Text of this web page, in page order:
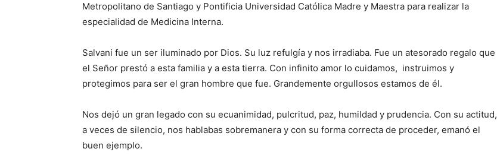
Metro­poli­tano de Santiago y Pontificia Univer­si­dad Católica Madre y Maestra para reali­zar la
especialidad de Medicina Interna.
Salvani fue un ser iluminado por Dios. Su luz refulgía y nos irradiaba. Fue un atesorado regalo que
el Señor prestó a esta familia y a esta tierra. Con infinito amor lo cuidamos, instruimos y
protegimos para ser el gran hombre que fue. Grandemente orgullosos estamos de él.
Nos dejó un gran legado con su ecuani­midad, pulcritud, paz, humildad y prudencia. Con su actitud,
a veces de silencio, nos habla­bas sobremanera y con su forma correcta de proceder, emanó el
buen ejemplo.